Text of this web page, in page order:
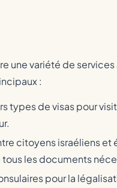
une variété de
:
types de visas pour
citoyens israéliens
les documents
pour la